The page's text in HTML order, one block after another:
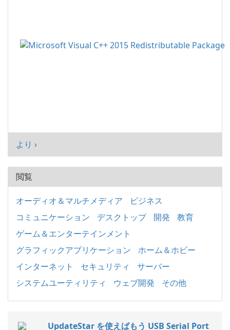
より ›
閲覧
オーディオ＆マルチメディア
ビジネス
コミュニケーション
デスクトップ 開発
教育
ゲーム＆エンターテインメント
グラフィックアプリケーション
ホーム＆ホビー
インターネット
セキュリティ
サーバー
システムユーティリティ
ウェブ開発 その他
UpdateStar を使えばもう USB Serial Port